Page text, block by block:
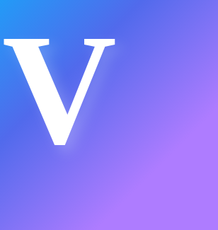
V